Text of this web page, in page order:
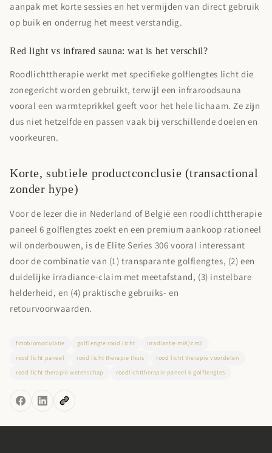
aanpak met korte sessies en het vermijden van direct gebruik
op buik en onderrug het meest verstandig.
Red light vs infrared sauna: wat is het verschil?
Roodlichttherapie werkt met specifieke golflengtes licht die
zonegericht worden gebruikt, terwijl een infraroodsauna
vooral een warmteprikkel geeft voor het hele lichaam. Ze zijn
dus niet hetzelfde en passen vaak bij verschillende doelen en
voorkeuren.
Korte, subtiele productconclusie (transactional
zonder hype)
Voor de lezer die in Nederland of België een roodlichttherapie
paneel 6 golflengtes zoekt en een premium aankoop rationeel
wil onderbouwen, is de Elite Series 306 vooral interessant
door de combinatie van (1) transparante golflengtes, (2) een
duidelijke irradiance-claim met meetafstand, (3) instelbare
helderheid, en (4) praktische gebruiks- en
retourvoorwaarden.
fotobiomodulatie golflengte rood licht
irradiantie mW/cm2
rood licht paneel
rood licht therapie thuis
rood licht therapie voordelen
rood licht therapie wetenschap
roodlichttherapie paneel 6 golflengtes